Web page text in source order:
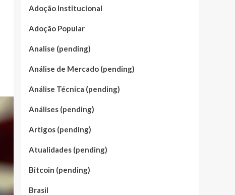
Adoção Institucional
Adoção Popular
Analise (pending)
Análise de Mercado (pending)
Análise Técnica (pending)
Análises (pending)
Artigos (pending)
Atualidades (pending)
Bitcoin (pending)
Brasil